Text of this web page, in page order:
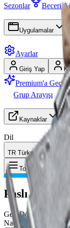
Sezonlar
Beceri
Uygulamalar
Ayarlar
Giriş Yap
Premium'a Geç
Grup Arayışı
Kaynaklar
Dil
TR Türkçe
Toggle Menu
Paslı Aletler
Geri Dönüştürülebilir
Nadir